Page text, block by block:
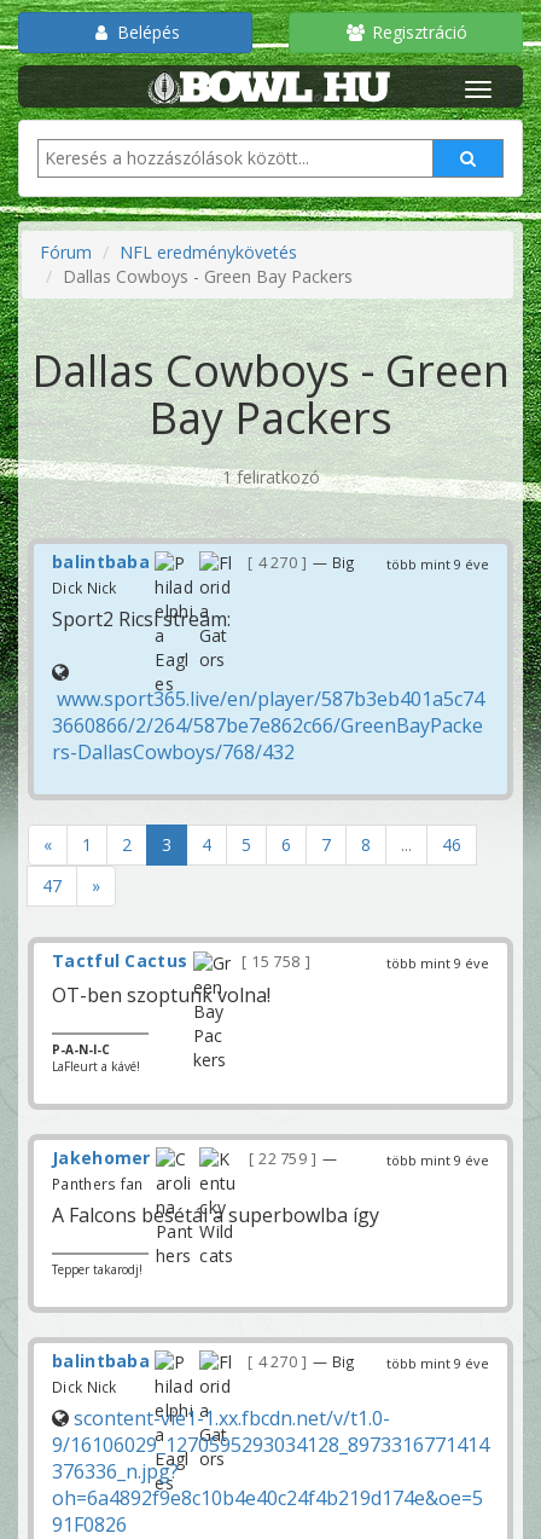
Belépés Regisztráció
Fórum
NFL eredménykövetés
Dallas Cowboys - Green Bay Packers
Dallas Cowboys - Green
Bay Packers
1 feliratkozó
több mint 9 éve
balintbaba 4 270
— Big
Dick Nick
Sport2 Ricsi stream:
www.sport365.live/en/player/587b3eb401a5c74
3660866/2/264/587be7e862c66/GreenBayPacke
rs-DallasCowboys/768/432
« 1 2 3 4 5 6 7 8 ...
46
47
»
több mint 9 éve
Tactful Cactus 15 758
OT-ben szoptunk volna!
P-A-N-I-C
LaFleurt a kávé!
több mint 9 éve
Jakehomer 22 759
—
Panthers fan
A Falcons besétál a superbowlba így
Tepper takarodj!
több mint 9 éve
balintbaba 4 270
— Big
Dick Nick
scontent-vie1-1.xx.fbcdn.net/v/t1.0-
9/16106029_1270595293034128_8973316771414
376336_n.jpg?
oh=6a4892f9e8c10b4e40c24f4b219d174e&oe=5
91F0826